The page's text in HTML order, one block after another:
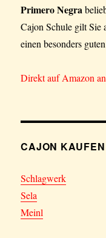
Primero Negra
Cajon Schule gilt Sie
einen besonders
Direkt auf Amazon
CAJON
Schlagwerk
Sela
Meinl